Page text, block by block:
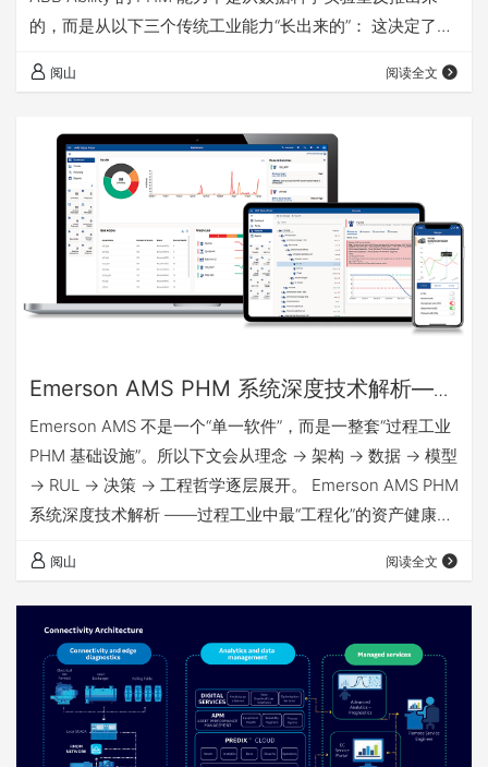
的，而是从以下三个传统工业能力“长出来的”： 这决定了
量使用一阶物理模型（first-principles） 强设备语义 资产模
入控制系统，而非外挂 Verdan…
阅山 阅读全文
Emerson AMS PHM 系统深度技术解析——
过程工业中最“工程化”的资产健康与寿命管
理体系
Emerson AMS 不是一个“单一软件”，而是一整套“过程工业
PHM 基础设施”。所以下文会从理念 → 架构 → 数据 → 模型
→ RUL → 决策 → 工程哲学逐层展开。 Emerson AMS PHM
系统深度技术解析 ——过程工业中最“工程化”的资产健康与
键） 在讨论 Emerson AMS 之前，必须先明确一个事实：
Emerson AMS 并不是“为了 PHM 而生”，而是为了“设备可
用性与过程安全”而生。 因此它的 PHM 具备三…
阅山 阅读全文